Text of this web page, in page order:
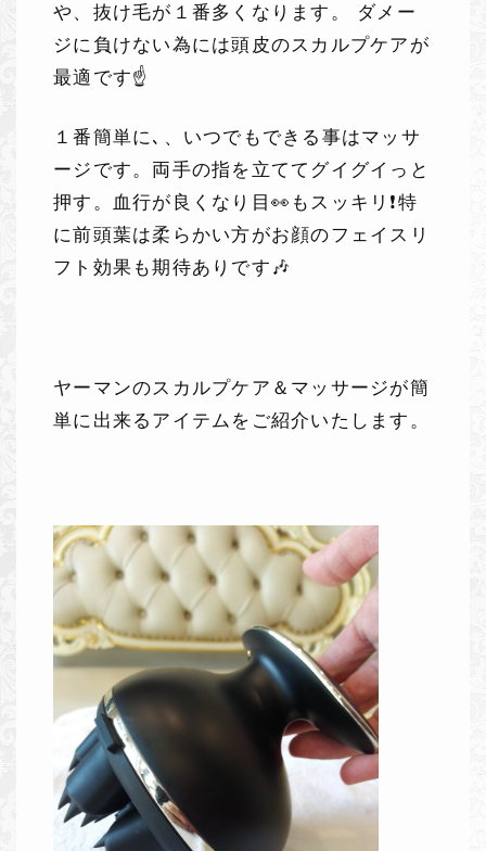
や、抜け毛が１番多くなります。 ダメー
ジに負けない為には頭皮のスカルプケアが
最適です☝️
１番簡単に､、いつでもできる事はマッサ
ージです。両手の指を立ててグイグイっと
押す。血行が良くなり目👀もスッキリ❗特
に前頭葉は柔らかい方がお顔のフェイスリ
フト効果も期待ありです🎶
ヤーマンのスカルプケア＆マッサージが簡
単に出来るアイテムをご紹介いたします。